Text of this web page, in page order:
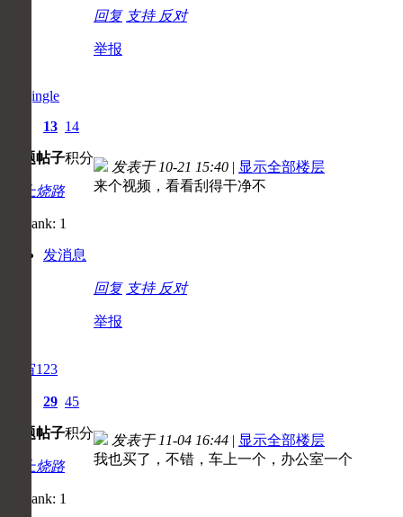
回复 支持 反对
举报
baojingle
主题
13
帖子
14
积分
初上烧路
发消息
发表于 10-21 15:40 | 显示全部楼层
来个视频，看看刮得干净不
回复 支持 反对
举报
宇宙123
主题
29
帖子
45
积分
初上烧路
发表于 11-04 16:44 | 显示全部楼层
我也买了，不错，车上一个，办公室一个